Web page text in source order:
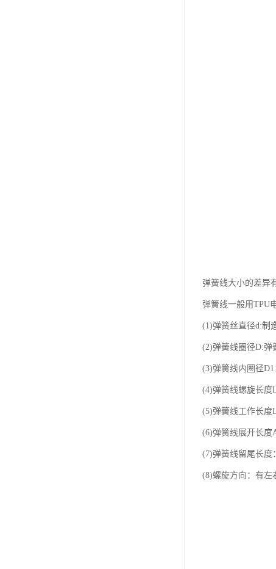
弹簧线大小的差异
弹簧线一般用TPU
(1)弹簧丝直径d:制
(2)弹簧线圈径D:弹
(3)弹簧线内圈径
(4)弹簧线螺旋长度
(5)弹簧线工作长度
(6)弹簧线展开长度
(7)弹簧线留尾长度
(8)螺旋方向：有左